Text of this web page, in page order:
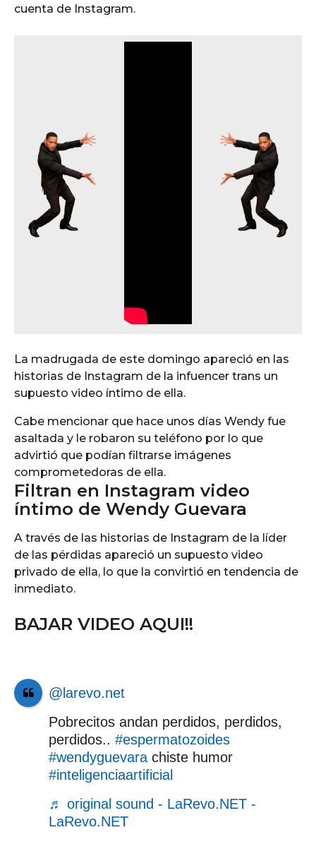
cuenta de Instagram.
La madrugada de este domingo apareció en las
historias de Instagram de la infuencer trans un
supuesto video íntimo de ella.
Cabe mencionar que hace unos días Wendy fue
asaltada y le robaron su teléfono por lo que
advirtió que podían filtrarse imágenes
comprometedoras de ella.
Filtran en Instagram video
íntimo de Wendy Guevara
A través de las historias de Instagram de la líder
de las pérdidas apareció un supuesto video
privado de ella, lo que la convirtió en tendencia de
inmediato.
BAJAR VIDEO AQUI!!
@larevo.net
Pobrecitos andan perdidos, perdidos,
perdidos.. #espermatozoides
#wendyguevarachiste humor
#inteligenciaartificial
♬ original sound - LaRevo.NET -
LaRevo.NET